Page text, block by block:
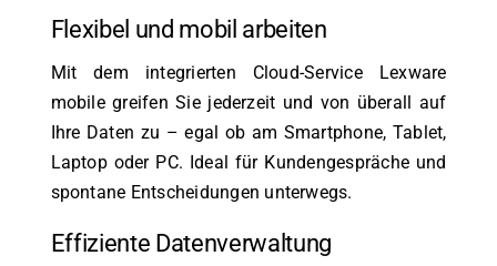
Flexibel und mobil arbeiten
Mit dem integrierten Cloud-Service Lexware
mobile greifen Sie jederzeit und von überall auf
Ihre Daten zu – egal ob am Smartphone, Tablet,
Laptop oder PC. Ideal für Kundengespräche und
spontane Entscheidungen unterwegs.
Effiziente Datenverwaltung